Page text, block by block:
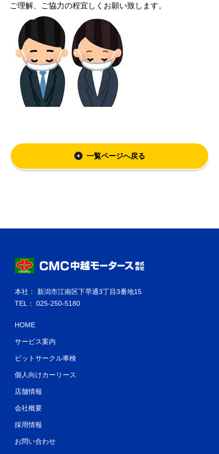
ご理解、ご協力の程宜しくお願い致します。
一覧ページへ戻る
本社： 新潟市江南区下早通3丁目3番地15
TEL： 025-250-5180
HOME
サービス案内
ピットサークル車検
個人向けカーリース
店舗情報
会社概要
採用情報
お問い合わせ